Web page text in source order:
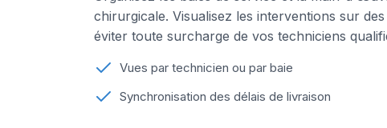
chirurgicale. Visualisez les interventions sur
éviter toute surcharge de vos techniciens
Vues par technicien ou par baie
Synchronisation des délais de livraison